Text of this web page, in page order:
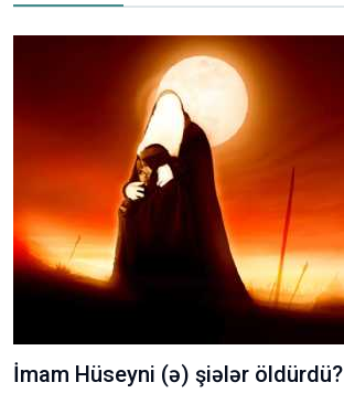
İmam Hüseyni (ə) şiələr öldürdü?